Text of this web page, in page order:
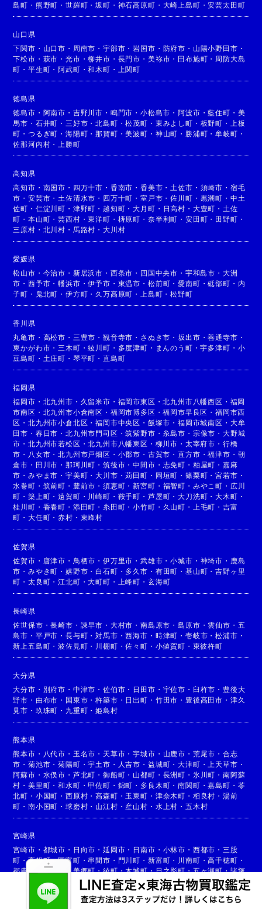
島町 ・ 熊野町 ・世羅町 ・坂町 ・ 神石高原町 ・ 大崎上島町 ・安芸太田町
山口県
下関市 ・ 山口市 ・ 周南市 ・宇部市 ・岩国市 ・ 防府市 ・ 山陽小野田市 ・
下松市 ・ 萩市 ・光市 ・柳井市 ・ 長門市 ・ 美祢市 ・ 田布施町 ・ 周防大島
町 ・平生町 ・阿武町 ・和木町 ・ 上関町
徳島県
徳島市 ・ 阿南市 ・ 吉野川市 ・ 鳴門市 ・小松島市 ・阿波市 ・藍住町 ・ 美
馬市 ・ 石井町 ・ 三好市 ・北島町 ・松茂町 ・ 東みよし町 ・ 板野町 ・
上板
町 ・つるぎ町 ・海陽町 ・那賀町 ・美波町 ・ 神山町 ・ 勝浦町 ・牟岐町 ・
佐那河内村 ・ 上勝町
高知県
高知市 ・ 南国市 ・ 四万十市 ・ 香南市 ・香美市 ・ 土佐市 ・ 須崎市 ・ 宿毛
市 ・安芸市 ・ 土佐清水市 ・ 四万十町 ・室戸市 ・佐川町 ・ 黒潮町 ・ 中土
佐町 ・ 仁淀川町 ・ 津野町 ・ 越知町 ・大月町 ・ 日高村 ・ 大豊町 ・ 土佐
町 ・本山町 ・芸西村 ・東洋町 ・ 梼原町 ・ 奈半利町 ・ 安田町 ・ 田野町 ・
三原村 ・ 北川村 ・ 馬路村 ・大川村
愛媛県
松山市 ・ 今治市 ・ 新居浜市 ・ 西条市 ・ 四国中央市 ・ 宇和島市 ・ 大洲
市 ・西予市 ・幡浜市 ・伊予市 ・ 東温市 ・ 松前町 ・愛南町 ・砥部町 ・ 内
子町 ・ 鬼北町 ・伊方町 ・ 久万高原町 ・ 上島町 ・松野町
香川県
丸亀市 ・ 高松市 ・ 三豊市 ・観音寺市 ・ さぬき市 ・坂出市 ・善通寺市 ・
東かがわ市 ・ 三木町 ・綾川町 ・ 多度津町 ・ まんのう町 ・宇多津町 ・ 小
豆島町 ・ 土庄町 ・ 琴平町 ・直島町
福岡県
福岡市 ・ 北九州市 ・ 久留米市 ・ 福岡市東区 ・北九州市八幡西区 ・ 福岡
市南区 ・ 北九州市小倉南区 ・ 福岡市博多区 ・福岡市早良区 ・福岡市西
区 ・北九州市小倉北区 ・福岡市中央区 ・ 飯塚市 ・福岡市城南区 ・ 大牟
田市 ・ 春日市 ・北九州市門司区 ・筑紫野市 ・ 糸島市 ・ 宗像市 ・ 大野城
市 ・北九州市若松区 ・北九州市八幡東区 ・ 柳川市 ・ 太宰府市 ・ 行橋
市 ・ 八女市 ・北九州市戸畑区 ・ 小郡市 ・ 古賀市 ・直方市 ・福津市 ・ 朝
倉市 ・ 田川市 ・那珂川町 ・筑後市 ・中間市 ・ 志免町 ・ 粕屋町 ・ 嘉麻
市 ・みやま市 ・宇美町 ・大川市 ・苅田町 ・ 岡垣町 ・ 篠栗町 ・宮若市 ・
水巻町 ・ 筑前町 ・ 豊前市 ・須恵町 ・新宮町 ・ 福智町 ・ みやこ町 ・ 広川
町 ・築上町 ・遠賀町 ・ 川崎町 ・ 鞍手町 ・ 芦屋町 ・大刀洗町 ・大木町 ・
桂川町 ・ 香春町 ・ 添田町 ・ 糸田町 ・小竹町 ・ 久山町 ・ 上毛町 ・ 吉富
町 ・大任町 ・赤村 ・ 東峰村
佐賀県
佐賀市 ・ 唐津市 ・ 鳥栖市 ・伊万里市 ・武雄市 ・小城市 ・ 神埼市 ・ 鹿島
市 ・みやき町 ・嬉野市 ・ 白石町 ・ 多久市 ・ 有田町 ・ 基山町 ・吉野ヶ里
町 ・太良町 ・江北町 ・大町町 ・ 上峰町 ・ 玄海町
長崎県
佐世保市 ・長崎市 ・ 諫早市 ・ 大村市 ・南島原市 ・島原市 ・ 雲仙市 ・ 五
島市 ・ 平戸市 ・長与町 ・対馬市 ・西海市 ・ 時津町 ・ 壱岐市 ・松浦市 ・
新上五島町 ・波佐見町 ・ 川棚町 ・佐々町 ・ 小値賀町 ・ 東彼杵町
大分県
大分市 ・ 別府市 ・ 中津市 ・佐伯市 ・ 日田市 ・ 宇佐市 ・ 臼杵市 ・ 豊後大
野市 ・ 由布市 ・ 国東市 ・杵築市 ・ 日出町 ・ 竹田市 ・ 豊後高田市 ・ 津久
見市 ・ 玖珠町 ・ 九重町 ・姫島村
熊本県
熊本市 ・ 八代市 ・ 玉名市 ・ 天草市 ・宇城市 ・ 山鹿市 ・ 荒尾市 ・ 合志
市 ・菊池市 ・菊陽町 ・宇土市 ・ 人吉市 ・ 益城町 ・大津町 ・ 上天草市 ・
阿蘇市 ・ 水俣市 ・ 芦北町 ・御船町 ・ 山都町 ・ 長洲町 ・ 氷川町 ・ 南阿蘇
村 ・美里町 ・和水町 ・甲佐町 ・ 錦町 ・ 多良木町 ・南関町 ・嘉島町 ・ 苓
北町 ・ 小国町 ・西原村 ・高森町 ・ 玉東町 ・ 津奈木町 ・ 相良村 ・ 湯前
町 ・南小国町 ・球磨村 ・ 山江村 ・ 産山村 ・ 水上村 ・ 五木村
宮崎県
宮崎市 ・ 都城市 ・ 日向市 ・延岡市 ・ 日南市 ・ 小林市 ・ 西都市 ・ 三股
町 ・高鍋町・国富町 ・ 串間市 ・ 門川町 ・ 新富町 ・ 川南町 ・高千穂町 ・
都農町
高原町 ・美郷町・綾町・木城町・日之影町・五ヶ瀬町・諸塚
椎葉村・ 西米良村